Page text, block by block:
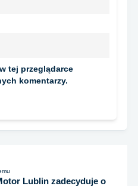
tej przeglądarce
komentarzy.
Lublin zadecyduje o